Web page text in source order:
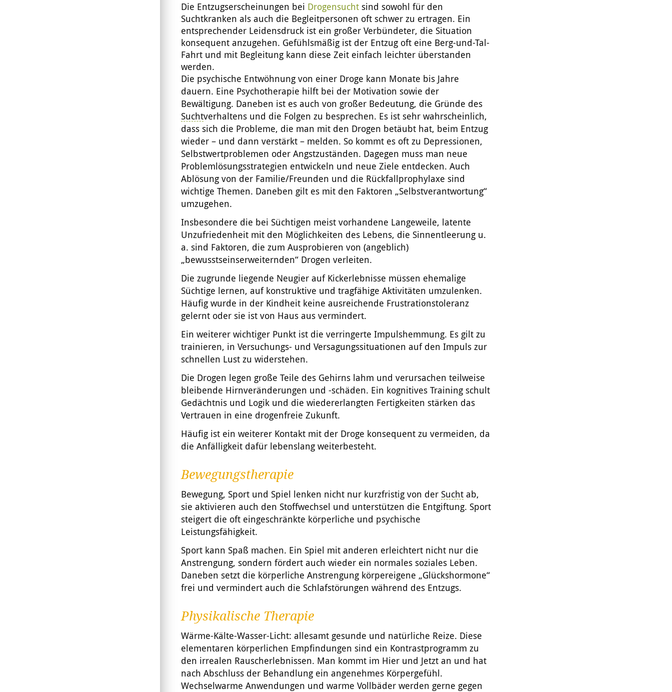
Die Entzugserscheinungen bei Drogensucht sind sowohl für den
Suchtkranken als auch die Begleitpersonen oft schwer zu ertragen. Ein
entsprechender Leidensdruck ist ein großer Verbündeter, die Situation
konsequent anzugehen. Gefühlsmäßig ist der Entzug oft eine Berg-und-Tal-
Fahrt und mit Begleitung kann diese Zeit einfach leichter überstanden
werden.
Die psychische Entwöhnung von einer Droge kann Monate bis Jahre
dauern. Eine Psychotherapie hilft bei der Motivation sowie der
Bewältigung. Daneben ist es auch von großer Bedeutung, die Gründe des
Suchtverhaltens und die Folgen zu besprechen. Es ist sehr wahrscheinlich,
dass sich die Probleme, die man mit den Drogen betäubt hat, beim Entzug
wieder – und dann verstärkt – melden. So kommt es oft zu Depressionen,
Selbstwertproblemen oder Angstzuständen. Dagegen muss man neue
Problemlösungsstrategien entwickeln und neue Ziele entdecken. Auch
Ablösung von der Familie/Freunden und die Rückfallprophylaxe sind
wichtige Themen. Daneben gilt es mit den Faktoren „Selbstverantwortung“
umzugehen.
Insbesondere die bei Süchtigen meist vorhandene Langeweile, latente
Unzufriedenheit mit den Möglichkeiten des Lebens, die Sinnentleerung u.
a. sind Faktoren, die zum Ausprobieren von (angeblich)
„bewusstseinserweiternden“ Drogen verleiten.
Die zugrunde liegende Neugier auf Kickerlebnisse müssen ehemalige
Süchtige lernen, auf konstruktive und tragfähige Aktivitäten umzulenken.
Häufig wurde in der Kindheit keine ausreichende Frustrationstoleranz
gelernt oder sie ist von Haus aus vermindert.
Ein weiterer wichtiger Punkt ist die verringerte Impulshemmung. Es gilt zu
trainieren, in Versuchungs- und Versagungssituationen auf den Impuls zur
schnellen Lust zu widerstehen.
Die Drogen legen große Teile des Gehirns lahm und verursachen teilweise
bleibende Hirnveränderungen und -schäden. Ein kognitives Training schult
Gedächtnis und Logik und die wiedererlangten Fertigkeiten stärken das
Vertrauen in eine drogenfreie Zukunft.
Häufig ist ein weiterer Kontakt mit der Droge konsequent zu vermeiden, da
die Anfälligkeit dafür lebenslang weiterbesteht.
Bewegungstherapie
Bewegung, Sport und Spiel lenken nicht nur kurzfristig von der Sucht ab,
sie aktivieren auch den Stoffwechsel und unterstützen die Entgiftung. Sport
steigert die oft eingeschränkte körperliche und psychische
Leistungsfähigkeit.
Sport kann Spaß machen. Ein Spiel mit anderen erleichtert nicht nur die
Anstrengung, sondern fördert auch wieder ein normales soziales Leben.
Daneben setzt die körperliche Anstrengung körpereigene „Glückshormone“
frei und vermindert auch die Schlafstörungen während des Entzugs.
Physikalische Therapie
Wärme-Kälte-Wasser-Licht: allesamt gesunde und natürliche Reize. Diese
elementaren körperlichen Empfindungen sind ein Kontrastprogramm zu
den irrealen Rauscherlebnissen. Man kommt im Hier und Jetzt an und hat
nach Abschluss der Behandlung ein angenehmes Körpergefühl.
Wechselwarme Anwendungen und warme Vollbäder werden gerne gegen